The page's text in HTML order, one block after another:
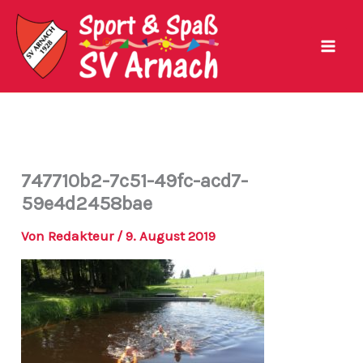
Zum
Inhalt
springen
747710b2-7c51-49fc-acd7-
59e4d2458bae
Von Redakteur /9. August 2019